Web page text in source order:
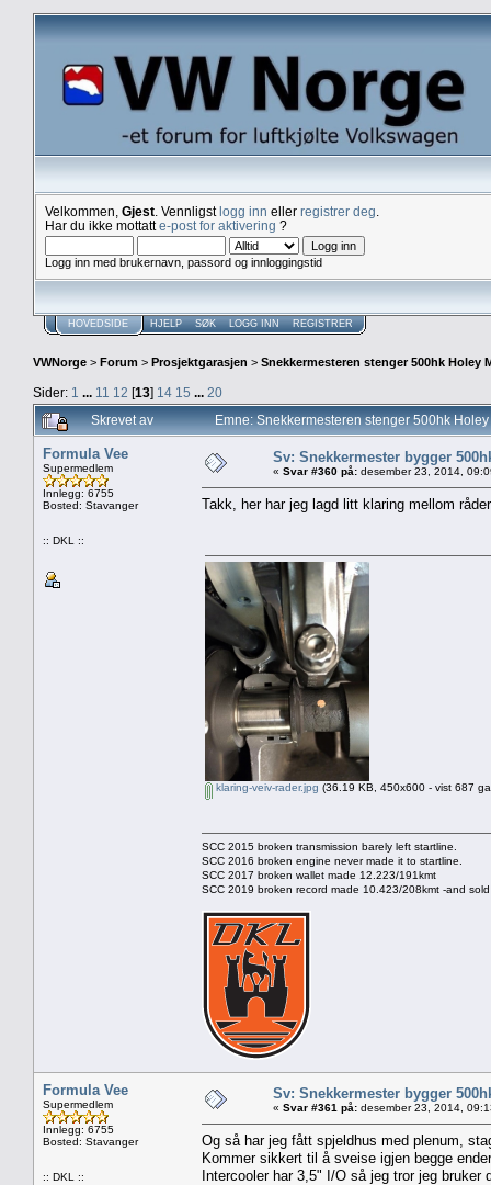
Velkommen, Gjest . Vennligstlogg inn eller registrer deg
Har du ikke mottatte-post for aktivering ?
Logg inn med brukernavn, passord og innloggingstid
HOVEDSIDE HJELP SØK LOGG INN REGISTRER
VWNorge > Forum > Prosjektgarasjen > Snekkermesteren stenger 500hk Holey
Sider: 1 ... 11 12 [13] 14 15 ... 20
Skrevet av
Emne: Snekkermesteren stenger 500hk
Formula Vee
Supermedlem
Innlegg: 6755
Bosted: Stavanger
:: DKL ::
Sv: Snekkermester bygger
« Svar #360 på: desember 23, 2014,
Takk, her har jeg lagd litt klaring mellom
klaring-veiv-rader.jpg (36.19 KB, 450x600 - vist 687
SCC 2015 broken transmission barely left startline.
SCC 2016 broken engine never made it to startline.
SCC 2017 broken wallet made 12.223/191kmt
SCC 2019 broken record made 10.423/208kmt -and
Formula Vee
Supermedlem
Innlegg: 6755
Bosted: Stavanger
:: DKL ::
Sv: Snekkermester bygger
« Svar #361 på: desember 23, 2014,
Og så har jeg fått spjeldhus med plenum,
Kommer sikkert til å sveise igjen begge
Intercooler har 3,5" I/O så jeg tror jeg bruker